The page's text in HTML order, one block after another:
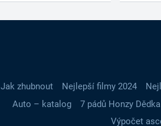
Jak zhubnout Nejlepší filmy 2024
Auto – katalog
7 pádů Honzy Dědka
Výpočet